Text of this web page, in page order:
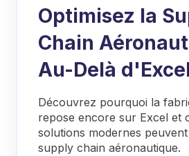
Optimisez la
Chain
Au-Delà
Découvrez pourquoi la
repose encore sur Excel et
solutions modernes
supply chain aéronautique.